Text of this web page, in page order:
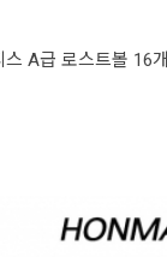
A급 로스트볼 16개